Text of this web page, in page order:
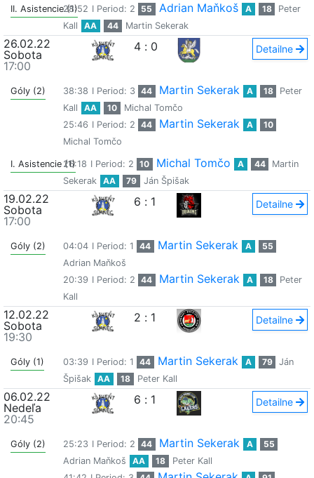
II. Asistencie (1)
28:52 I Period: 2 55 Adrian Maňkoš A 18
Peter
Kall
AA 44 Martin Sekerak
26.02.22
Sobota
17:00
4 : 0 Detailne
Góly (2) 38:38 I Period: 3 44 Martin Sekerak A 18
Peter
Kall
AA 10
Michal Tomčo
25:46 I Period: 2 44 Martin Sekerak A
10
Michal Tomčo
I. Asistencie (1)26:18 I Period: 2 10 Michal Tomčo A 44
Martin
Sekerak
AA 79 Ján Špišak
19.02.22
Sobota
17:00
6 : 1 Detailne
Góly (2) 04:04 I Period: 1 44 Martin Sekerak A
55
Adrian Maňkoš
20:39 I Period: 2 44 Martin Sekerak A 18
Peter
Kall
12.02.22
Sobota
19:30
2 : 1 Detailne
Góly (1) 03:39 I Period: 1 44 Martin Sekerak A 79
Ján
Špišak
AA 18 Peter Kall
06.02.22
Nedeľa
20:45
6 : 1 Detailne
Góly (2) 25:23 I Period: 2 44 Martin Sekerak A
55
Adrian Maňkoš
AA 18
Peter Kall